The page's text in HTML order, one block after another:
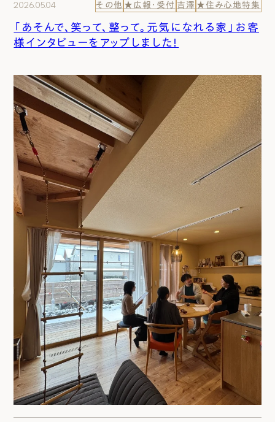
2026.05.04 その他 ★広報・受付 吉澤 ★住み心地特集
「あそんで、笑って、整って。元気になれる家」お客
様インタビューをアップしました！